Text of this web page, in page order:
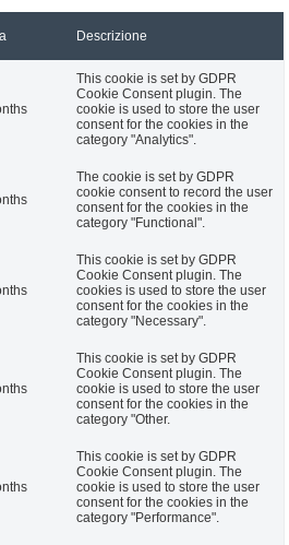
Descrizione
This cookie is set by GDPR
Cookie Consent plugin. The
cookie is used to store the user
consent for the cookies in the
category "Analytics".
The cookie is set by GDPR
cookie consent to record the user
consent for the cookies in the
category "Functional".
This cookie is set by GDPR
Cookie Consent plugin. The
cookies is used to store the user
consent for the cookies in the
category "Necessary".
This cookie is set by GDPR
Cookie Consent plugin. The
cookie is used to store the user
consent for the cookies in the
category "Other.
This cookie is set by GDPR
Cookie Consent plugin. The
cookie is used to store the user
consent for the cookies in the
category "Performance".